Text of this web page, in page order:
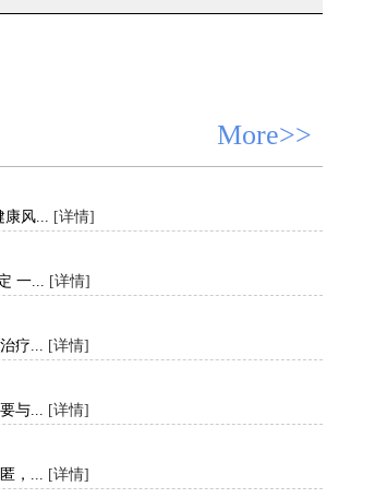
More>>
风... [详情]
一... [详情]
疗... [详情]
与... [详情]
，... [详情]